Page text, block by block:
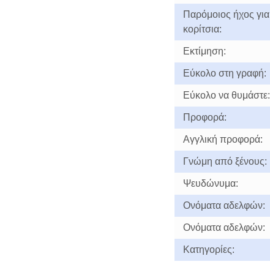
Παρόμοιος ήχος για
κορίτσια:
Εκτίμηση:
Εύκολο στη γραφή:
Εύκολο να θυμάστε:
Προφορά:
Αγγλική προφορά:
Γνώμη από ξένους:
Ψευδώνυμα:
Ονόματα αδελφών:
Ονόματα αδελφών:
Κατηγορίες: